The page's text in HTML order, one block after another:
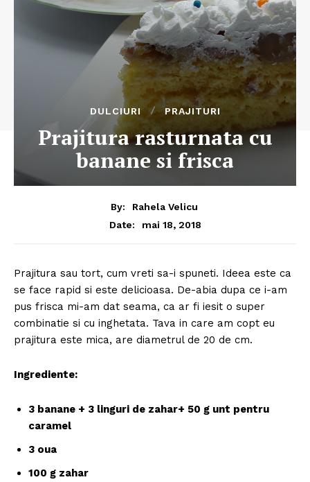
DULCIURI PRAJITURI
Prajitura rasturnata cu
banane si frisca
By:
Rahela Velicu
Date:
mai 18, 2018
Prajitura sau tort, cum vreti sa-i spuneti. Ideea este ca
se face rapid si este delicioasa. De-abia dupa ce i-am
pus frisca mi-am dat seama, ca ar fi iesit o super
combinatie si cu inghetata. Tava in care am copt eu
prajitura este mica, are diametrul de 20 de cm.
Ingrediente:
3 banane + 3 linguri de zahar+ 50 g unt pentru
caramel
3 oua
100 g zahar